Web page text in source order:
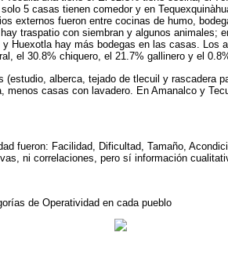
5 casas tienen comedor y en
externos fueron entre cocinas de humo,
traspatio con siembran y algunos animales;
Huexotla hay más bodegas en las casas. Los
el 30.8% chiquero, el 21.7% gallinero y el
alberca, tejado de tlecuil y rascadera
menos casas con lavadero. En Amanalco y
fueron: Facilidad, Dificultad, Tamaño,
ni correlaciones, pero sí información
de Operatividad en cada pueblo